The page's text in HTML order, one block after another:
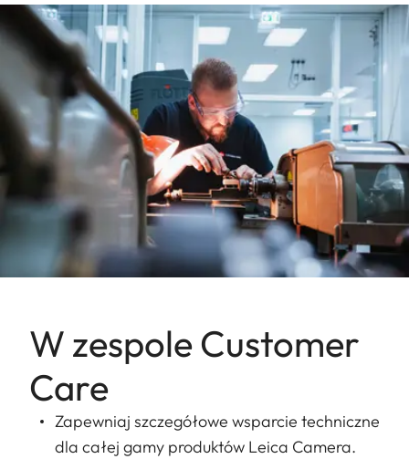
W zespole Customer
Care
Zapewniaj szczegółowe wsparcie techniczne
dla całej gamy produktów Leica Camera.